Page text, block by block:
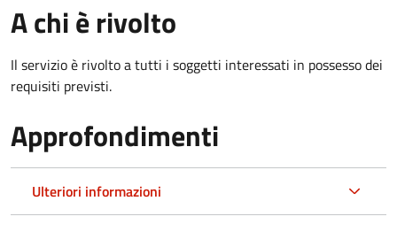
A chi è rivolto
Il servizio è rivolto a tutti i soggetti interessati in possesso dei
requisiti previsti.
Approfondimenti
Ulteriori informazioni